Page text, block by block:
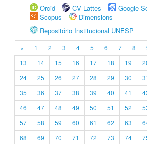
Orcid
CV Lattes
Google
Scopus
Dimensions
Repositório Institucional UNESP
« 1 2 3 4 5 6 7 8
13
14 15 16 17 18 19
24
25 26 27 28 29 30
35
36 37 38 39 40 41
46
47 48 49 50 51 52
57
58 59 60 61 62 63
68
69 70 71 72 73 74